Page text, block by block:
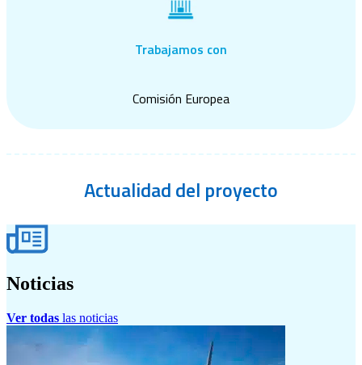
Trabajamos con
Comisión Europea
Actualidaddel proyecto
Noticias
Ver todas las noticias